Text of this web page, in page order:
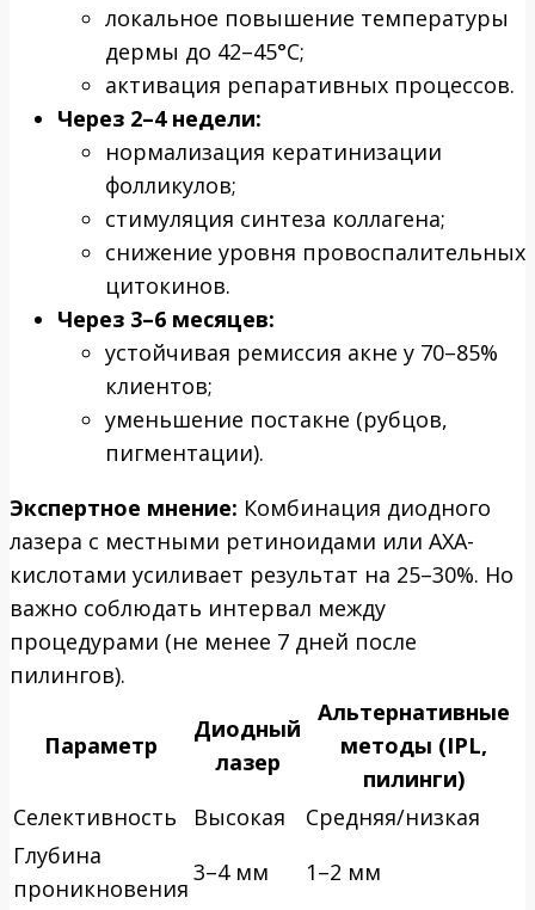
локальное повышение температуры
дермы до 42–45°C;
активация репаративных процессов.
Через 2–4 недели:
нормализация кератинизации
фолликулов;
стимуляция синтеза коллагена;
снижение уровня провоспалительных
цитокинов.
Через 3–6 месяцев:
устойчивая ремиссия акне у 70–85%
клиентов;
уменьшение постакне (рубцов,
пигментации).
Экспертное мнение: Комбинация диодного
лазера с местными ретиноидами или АХА-
кислотами усиливает результат на 25–30%. Но
важно соблюдать интервал между
процедурами (не менее 7 дней после
пилингов).
Параметр
Диодный
лазер
Альтернативные
методы (IPL,
пилинги)
Селективность
Высокая
Средняя/низкая
Глубина
проникновения
3–4 мм
1–2 мм